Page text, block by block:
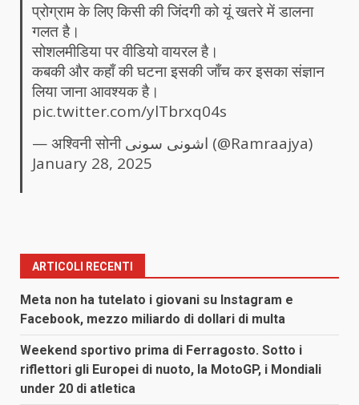
प्रोग्राम के लिए किसी की जिंदगी को यूं खतरे में डालना
गलत है।
सोशलमीडिया पर वीडियो वायरल है।
कबकी और कहाँ की घटना इसकी जाँच कर इसका संज्ञान
लिया जाना आवश्यक है।
pic.twitter.com/ylTbrxq04s
— अश्विनी सोनी اشونی سونی (@Ramraajya)
January 28, 2025
ARTICOLI RECENTI
Meta non ha tutelato i giovani su Instagram e
Facebook, mezzo miliardo di dollari di multa
Weekend sportivo prima di Ferragosto. Sotto i
riflettori gli Europei di nuoto, la MotoGP, i Mondiali
under 20 di atletica